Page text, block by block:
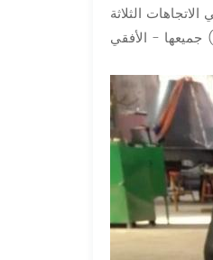
الثلاثة